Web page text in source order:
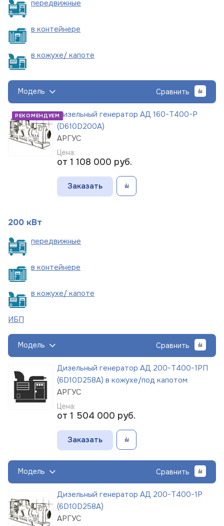
передвижные
в контейнере
в кожухе/ капоте
Модель Сравнить
РЕКОМЕНДУЕМДизельный генератор АД 160-Т400-Р
(D610D200A)
АРГУС
Цена:
от 1 108 000 руб.
Заказать
200 кВт
передвижные
в контейнере
в кожухе/ капоте
ИБП
Модель Сравнить
Дизельный генератор АД 200-Т400-1РП
(6D10D258A) в кожухе/под капотом
АРГУС
Цена:
от 1 504 000 руб.
Заказать
Модель Сравнить
Дизельный генератор АД 200-Т400-1Р
(6D10D258A)
АРГУС